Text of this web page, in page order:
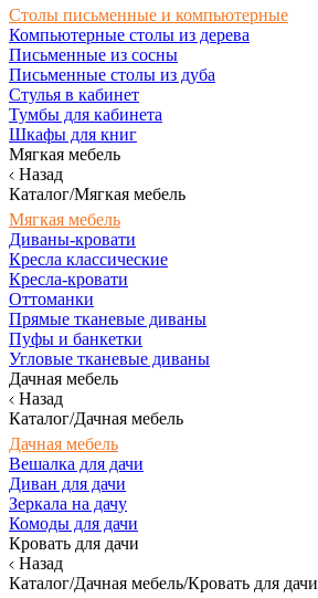
Столы письменные и компьютерные
Компьютерные столы из дерева
Письменные из сосны
Письменные столы из дуба
Стулья в кабинет
Тумбы для кабинета
Шкафы для книг
Мягкая мебель
Назад
Каталог/Мягкая мебель
Мягкая мебель
Диваны-кровати
Кресла классические
Кресла-кровати
Оттоманки
Прямые тканевые диваны
Пуфы и банкетки
Угловые тканевые диваны
Дачная мебель
Назад
Каталог/Дачная мебель
Дачная мебель
Вешалка для дачи
Диван для дачи
Зеркала на дачу
Комоды для дачи
Кровать для дачи
Назад
Каталог/Дачная мебель/Кровать для дачи